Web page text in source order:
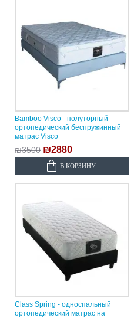
Bamboo Visco - полуторный
ортопедический беспружинный
матрас Visco
₪3500 ₪2880
В КОРЗИНУ
Class Spring - односпальный
ортопедический матрас на